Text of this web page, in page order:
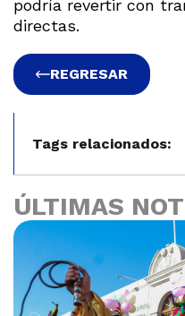
podría revertir con
directas.
REGRESAR
Tags relacionados:
ÚLTIMAS